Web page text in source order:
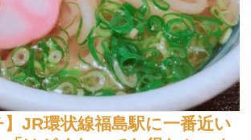
】JR環状線福島駅に一番近い